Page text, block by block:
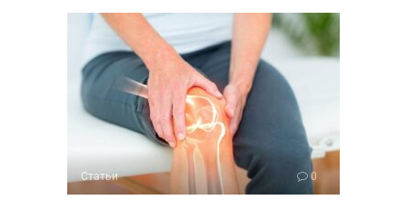
Статьи 0